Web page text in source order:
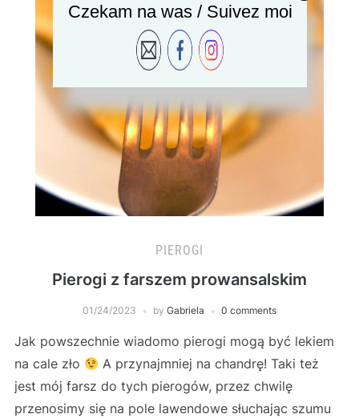
PIEROGI
Pierogi z farszem prowansalskim
01/24/2023 by Gabriela 0 comments
Jak powszechnie wiadomo pierogi mogą być lekiem
na cale zło
A przynajmniej na chandrę! Taki też
jest mój farsz do tych pierogów, przez chwilę
przenosimy się na pole lawendowe słuchając szumu
Czekam na was / Suivez moi